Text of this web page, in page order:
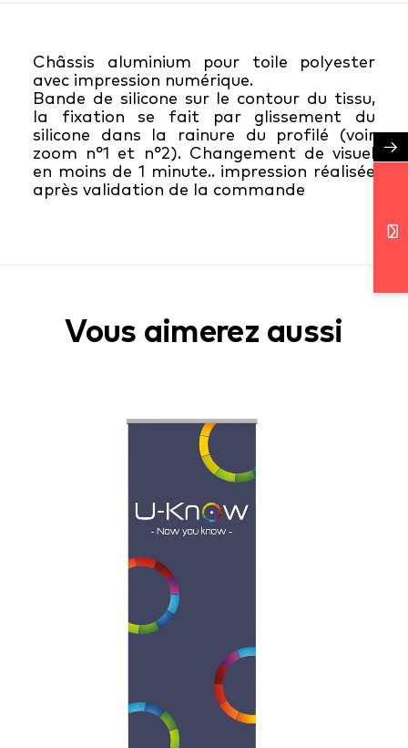
Châssis aluminium pour toile polyester
avec impression numérique.
Bande de silicone sur le contour du tissu,
la fixation se fait par glissement du
silicone dans la rainure du profilé (voir
zoom n°1 et n°2). Changement de visuel
en moins de 1 minute.. impression réalisée
après validation de la commande
Vous aimerez aussi
→